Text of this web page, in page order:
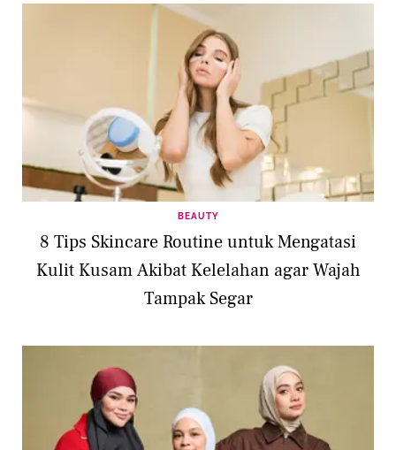
BEAUTY
8 Tips Skincare Routine untuk Mengatasi
Kulit Kusam Akibat Kelelahan agar Wajah
Tampak Segar